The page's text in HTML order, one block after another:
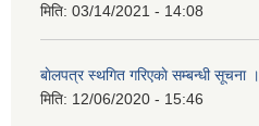
मिति: 03/14/2021 - 14:08
बाेलपत्र स्थगित गरिएकाे सम्बन्धी सूचना ।
मिति: 12/06/2020 - 15:46